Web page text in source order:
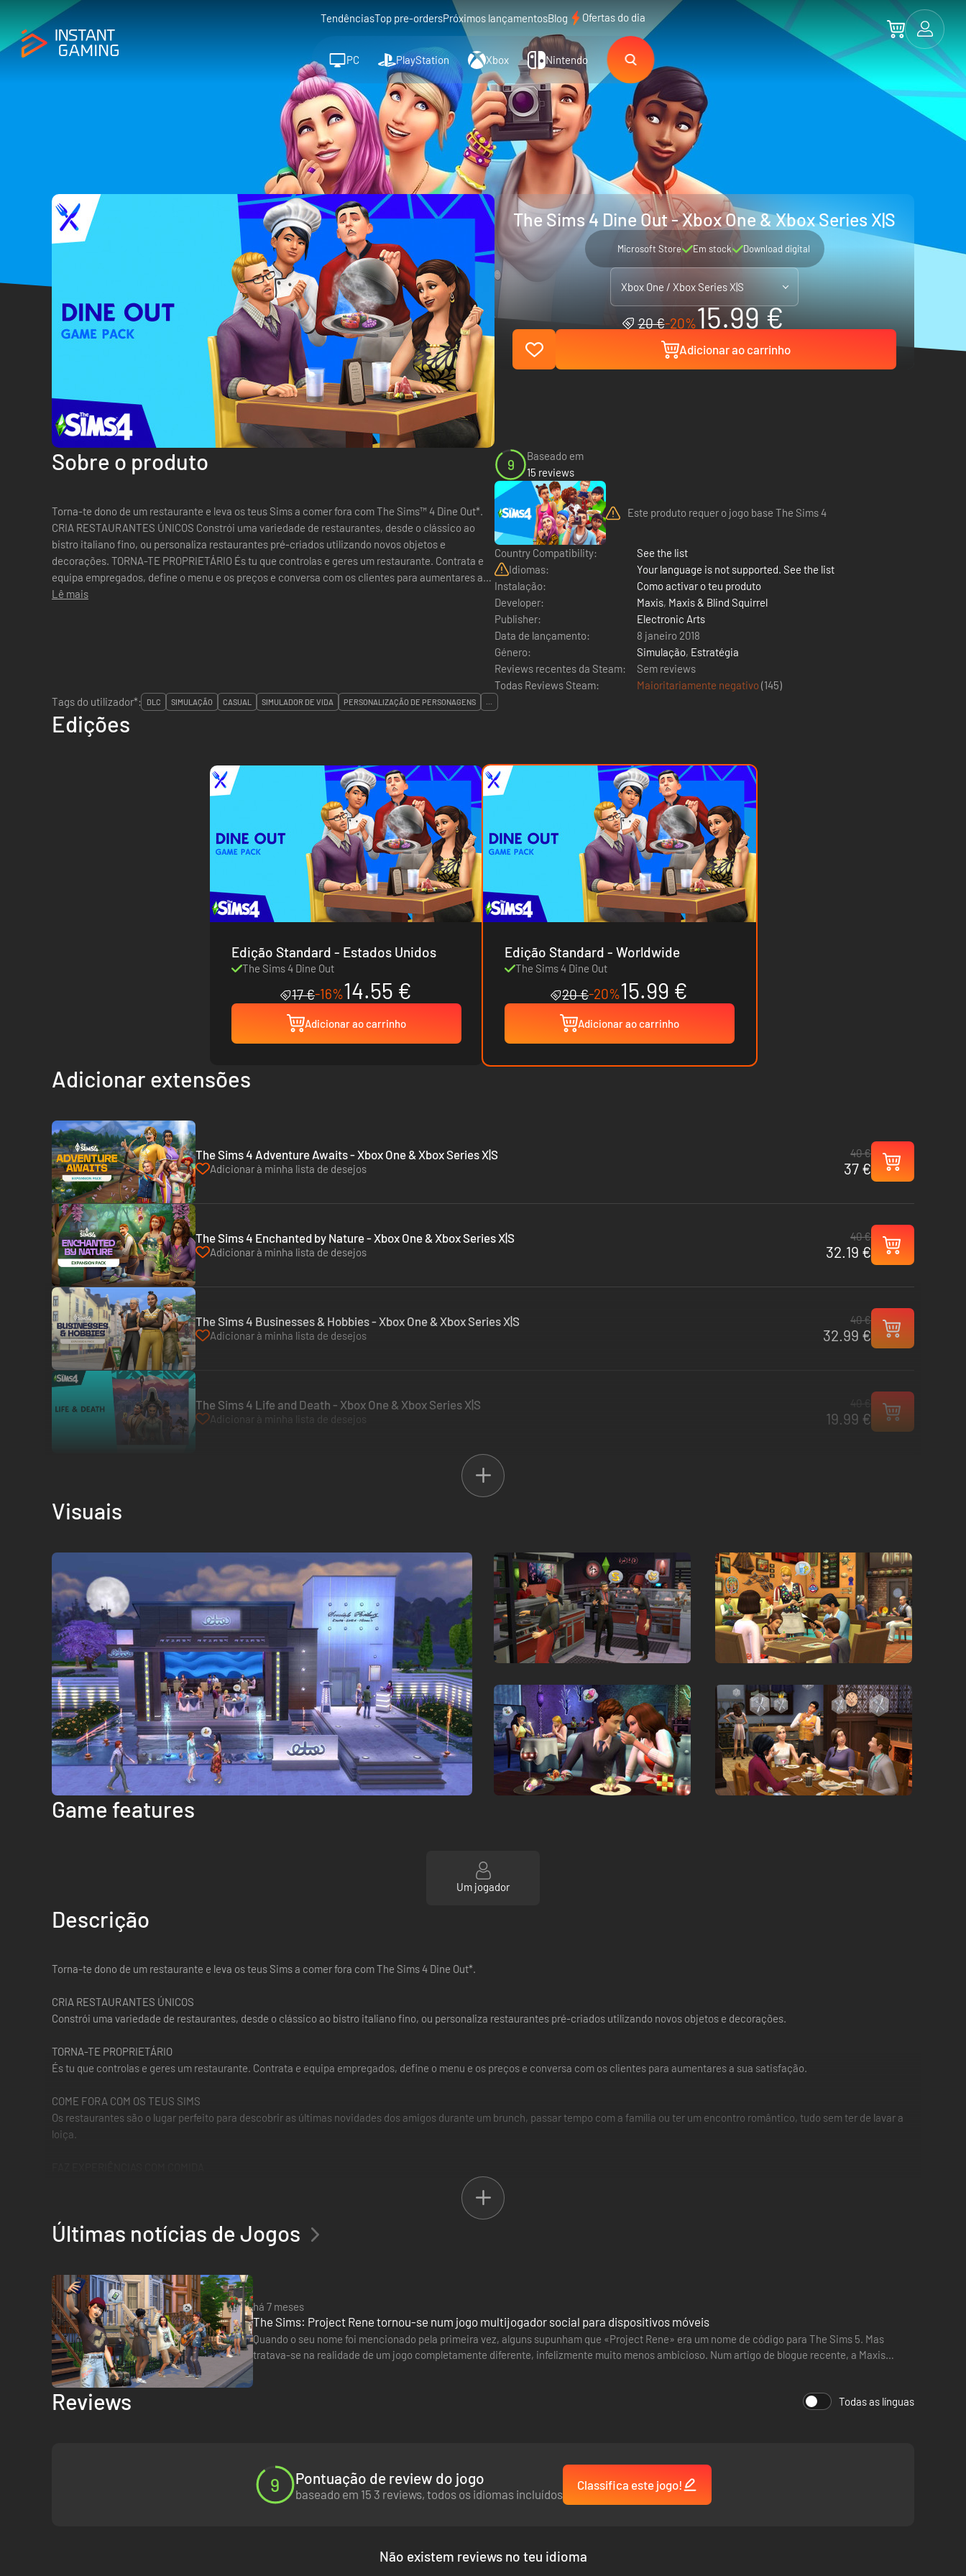
TendênciasTop pre-ordersPróximos lançamentosBlog Ofertas do dia
PC PlayStation Xbox Nintendo
The Sims 4 Dine Out - Xbox One & Xbox Series X|S
Microsoft Store Em stock Download digital
Xbox One / Xbox Series X|S
20 €-20%15.99 €
Adicionar ao carrinho
Sobre o produto
Torna-te dono de um restaurante e leva os teus Sims a comer fora com The Sims™ 4 Dine Out*.
CRIA RESTAURANTES ÚNICOS Constrói uma variedade de restaurantes, desde o clássico ao
bistro italiano fino, ou personaliza restaurantes pré-criados utilizando novos objetos e
decorações. TORNA-TE PROPRIETÁRIO És tu que controlas e geres um restaurante. Contrata e
equipa empregados, define o menu e os preços e conversa com os clientes para aumentares a
Lê mais
9
Baseado em
15 reviews
Este produto requer o jogo base The Sims 4
Country Compatibility:
See the list
Idiomas:
Your language is not supported. See the list
Instalação:
Como activar o teu produto
Developer:
Maxis, Maxis & Blind Squirrel
Publisher:
Electronic Arts
Data de lançamento:
8 janeiro 2018
Género:
Simulação, Estratégia
Reviews recentes da Steam:
Sem reviews
Todas Reviews Steam:
Maioritariamente negativo (145)
Tags do utilizador*:
DLC SIMULAÇÃO CASUAL SIMULADOR DE VIDA PERSONALIZAÇÃO DE PERSONAGENS ...
Edições
Edição Standard - Estados Unidos
The Sims 4 Dine Out
17 €-16%14.55 €
Adicionar ao carrinho
Edição Standard - Worldwide
The Sims 4 Dine Out
20 €-20%15.99 €
Adicionar ao carrinho
Adicionar extensões
The Sims 4 Adventure Awaits - Xbox One & Xbox Series X|S
Adicionar à minha lista de desejos
40 €
37 €
The Sims 4 Enchanted by Nature - Xbox One & Xbox Series X|S
Adicionar à minha lista de desejos
40 €
32.19 €
The Sims 4 Businesses & Hobbies - Xbox One & Xbox Series X|S
Adicionar à minha lista de desejos
40 €
32.99 €
The Sims 4 Life and Death - Xbox One & Xbox Series X|S
Adicionar à minha lista de desejos 19.99 €
Visuais
Game features
Um jogador
Descrição
Torna-te dono de um restaurante e leva os teus Sims a comer fora com The Sims 4 Dine Out*.
CRIA RESTAURANTES ÚNICOS
Constrói uma variedade de restaurantes, desde o clássico ao bistro italiano fino, ou personaliza restaurantes pré-criados utilizando novos objetos e decorações.
TORNA-TE PROPRIETÁRIO
És tu que controlas e geres um restaurante. Contrata e equipa empregados, define o menu e os preços e conversa com os clientes para aumentares a sua satisfação.
COME FORA COM OS TEUS SIMS
Os restaurantes são o lugar perfeito para descobrir as últimas novidades dos amigos durante um brunch, passar tempo com a família ou ter um encontro romântico, tudo sem ter de lavar a
loiça.
Os Sims com gostos mais aventureiros podem entrar a fundo na cozinha experimental que até parece ser demasiado boa para ser comida!
*PARA JOGARES PRECISAS DO JOGO THE SIMS 4 (VENDIDO EM SEPARADO) E DE TODAS AS ATUALIZAÇÕES PARA O JOGO.
Últimas notícias de Jogos
há 7 meses
The Sims: Project Rene tornou-se num jogo multijogador social para dispositivos móveis
Quando o seu nome foi mencionado pela primeira vez, alguns supunham que «Project Rene» era um nome de código para The Sims 5. Mas
tratava-se na realidade de um jogo completamente diferente, infelizmente muito menos ambicioso. Num artigo de blogue recente, a Maxis
Reviews Todas as línguas
9 Pontuação de review do jogo
baseado em 15 3 reviews, todos os idiomas incluídos
Classifica este jogo!
Não existem reviews no teu idioma